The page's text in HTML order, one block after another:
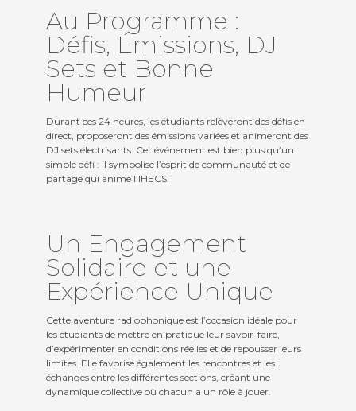
Au Programme :
Défis, Émissions, DJ
Sets et Bonne
Humeur
Durant ces 24 heures, les étudiants relèveront des défis en
direct, proposeront des émissions variées et animeront des
DJ sets électrisants. Cet événement est bien plus qu’un
simple défi : il symbolise l’esprit de communauté et de
partage qui anime l’IHECS.
Un Engagement
Solidaire et une
Expérience Unique
Cette aventure radiophonique est l’occasion idéale pour
les étudiants de mettre en pratique leur savoir-faire,
d’expérimenter en conditions réelles et de repousser leurs
limites. Elle favorise également les rencontres et les
échanges entre les différentes sections, créant une
dynamique collective où chacun a un rôle à jouer.